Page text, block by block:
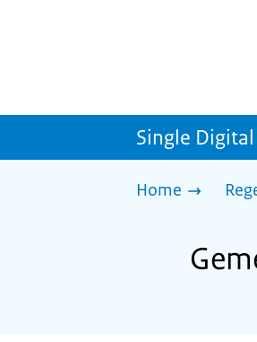
Single
Home